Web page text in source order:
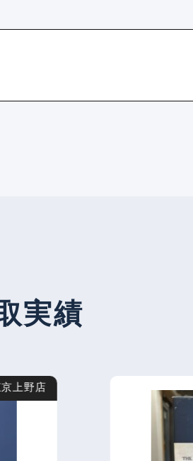
実績
野店